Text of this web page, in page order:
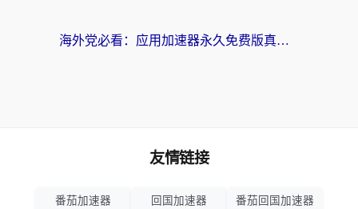
海外党必看：应用加速器永久免费版真的靠谱吗？教你选对回国加速器无缝刷国内资源
友情链接
番茄加速器 回国加速器 番茄回国加速器